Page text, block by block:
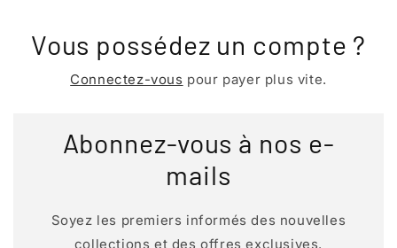
Vous possédez un compte ?
Connectez-vous pour payer plus vite.
Abonnez-vous à nos e-
mails
Soyez les premiers informés des nouvelles
collections et des offres exclusives.